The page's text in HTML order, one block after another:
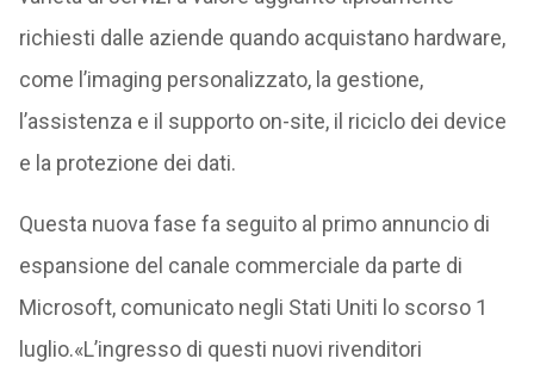
richiesti dalle aziende quando acquistano hardware,
come l’imaging personalizzato, la gestione,
l’assistenza e il supporto on-site, il riciclo dei device
e la protezione dei dati.
Questa nuova fase fa seguito al primo annuncio di
espansione del canale commerciale da parte di
Microsoft, comunicato negli Stati Uniti lo scorso 1
luglio.«L’ingresso di questi nuovi rivenditori